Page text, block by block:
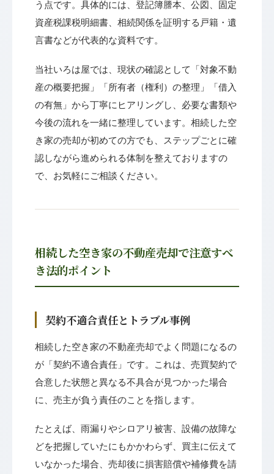
う点です。具体的には、登記簿謄本、公図、固定
資産税課税明細書、相続関係を証明する戸籍・遺
言書などが代表的な資料です。
当社いろは屋では、現状の確認として「対象不動
産の概要把握」「所有者（権利）の整理」「借入
の有無」から丁寧にヒアリングし、必要な書類や
今後の流れを一緒に整理しています。相続した空
き家の売却が初めての方でも、ステップごとに確
認しながら進められる体制を整えておりますの
で、お気軽にご相談ください。
相続した空き家の不動産売却で注意すべ
き法的ポイント
契約不適合責任とトラブル事例
相続した空き家の不動産売却でよく問題になるの
が「契約不適合責任」です。これは、売買契約で
合意した状態と異なる不具合が見つかった場合
に、売主が負う責任のことを指します。
たとえば、雨漏りやシロアリ被害、設備の故障な
どを把握していたにもかかわらず、買主に伝えて
いなかった場合、売却後に損害賠償や補修費を請